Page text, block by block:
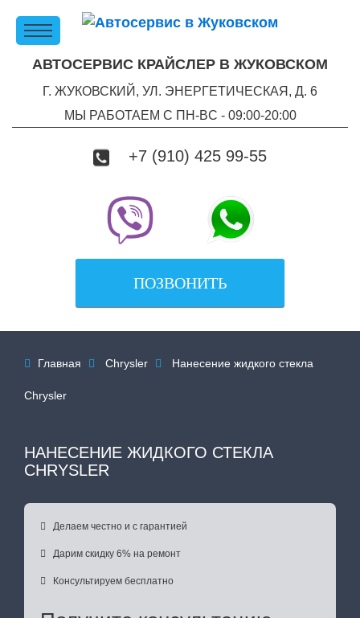
АВТОСЕРВИС КРАЙСЛЕР В ЖУКОВСКОМ
Г. ЖУКОВСКИЙ, УЛ. ЭНЕРГЕТИЧЕСКАЯ, Д. 6
МЫ РАБОТАЕМ С ПН-ВC - 09:00-20:00
+7 (910) 425 99-55
ПОЗВОНИТЬ
 Главная  Chrysler  Нанесение жидкого стекла
Chrysler
НАНЕСЕНИЕ ЖИДКОГО СТЕКЛА
CHRYSLER
 Делаем честно и с гарантией
 Дарим скидку 6% на ремонт
 Консультируем бесплатно